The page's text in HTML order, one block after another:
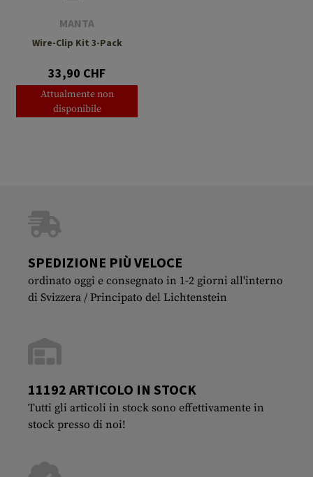
MANTA
Wire-Clip Kit 3-Pack
33,90 CHF
Attualmente non
disponibile
SPEDIZIONE PIÙ VELOCE
ordinato oggi e consegnato in 1-2 giorni all'interno
di Svizzera / Principato del Lichtenstein
11192 ARTICOLO IN STOCK
Tutti gli articoli in stock sono effettivamente in
stock presso di noi!